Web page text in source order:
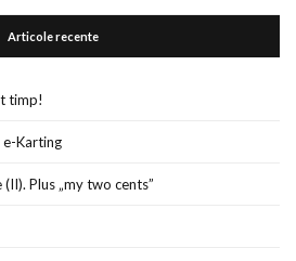
Articole recente
timp!
e-Karting
Plus „my two cents”